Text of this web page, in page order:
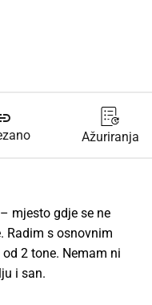
Ažuriranja
mjesto gdje se ne
Radim s osnovnim
2 tone. Nemam ni
i san.